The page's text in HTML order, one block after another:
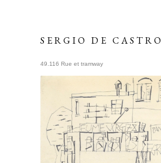
SERGIO DE CASTRO
49.116 Rue et tramway